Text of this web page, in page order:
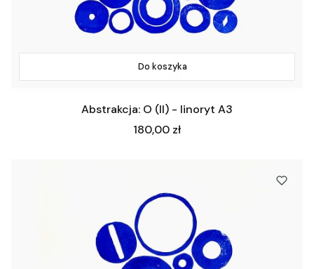
Do koszyka
Abstrakcja: O (II) - linoryt A3
Cena
180,00 zł